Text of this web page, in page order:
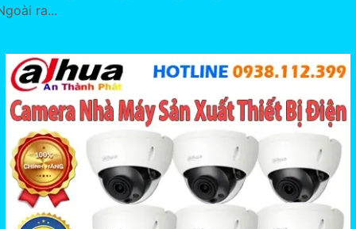
ra...